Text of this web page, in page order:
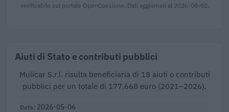
verificabile sul portale OpenCoesione. Dati aggiornati al 2026-08-02.
Aiuti di Stato e contributi pubblici
Mulicar S.r.l. risulta beneficiaria di 18 aiuti o contributi
pubblici per un totale di 177.668 euro (2021–2026).
2026-05-06